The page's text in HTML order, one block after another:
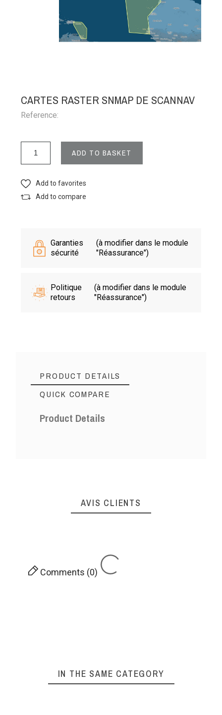
CARTES RASTER SNMAP DE SCANNAV
Reference:
ADD TO BASKET
Add to favorites
Add to compare
Garanties
sécurité
(à modifier dans le module
"Réassurance")
Politique
retours
(à modifier dans le module
"Réassurance")
PRODUCT DETAILS
QUICK COMPARE
Product Details
AVIS CLIENTS
Comments (0)
IN THE SAME CATEGORY